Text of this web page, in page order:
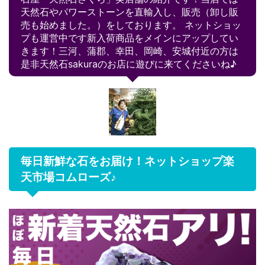
天然石やパワーストーンを直輸入し、販売（卸し販
売も始めました。）をしております。 ネットショッ
プも運営中です新入荷商品をメインにアップしてい
きます！三河、蒲郡、幸田、岡崎、安城付近の方は
是非天然石sakuraのお店に遊びに来てくださいね♪
毎日新鮮な石をお届け！ネットショップ楽
天市場コムローズ♪